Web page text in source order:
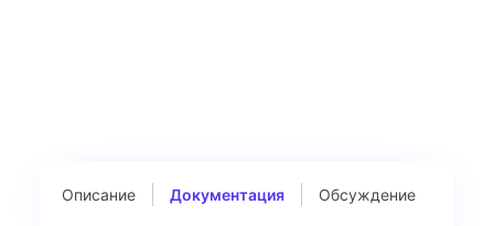
Описание Документация Обсуждение